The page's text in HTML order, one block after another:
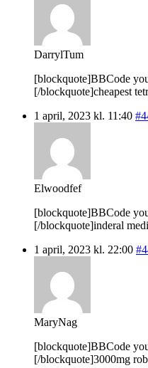
DarrylTum
[blockquote]BBCode
[/blockquote]cheapest
1 april, 2023 kl. 11:40
Elwoodfef
[blockquote]BBCode
[/blockquote]inderal
1 april, 2023 kl. 22:00
MaryNag
[blockquote]BBCode
[/blockquote]3000mg